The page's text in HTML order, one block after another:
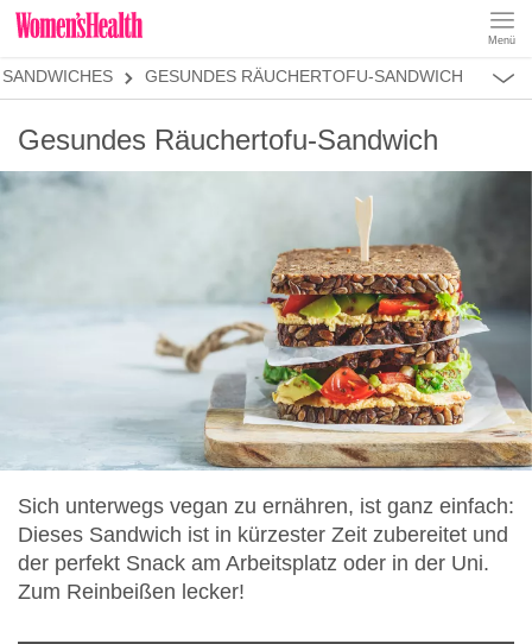
Menü
REZEPTE
SANDWICHES GESUNDES RÄUCHERTOFU-SANDWICH
SANDWICHES
Gesundes Räuchertofu-Sandwich
Sich unterwegs vegan zu ernähren, ist ganz einfach:
Dieses Sandwich ist in kürzester Zeit zubereitet und
der perfekt Snack am Arbeitsplatz oder in der Uni.
Zum Reinbeißen lecker!